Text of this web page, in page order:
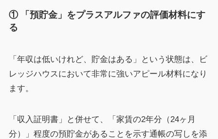
① 「預貯金」をプラスアルファの評価材料にす
る
「年収は低いけれど、貯金はある」という状態は、ビ
レッジハウスにおいて非常に強いアピール材料になり
ます。
「収入証明書」と併せて、「家賃の2年分（24ヶ月
分）」程度の預貯金があることを示す通帳の写しを添